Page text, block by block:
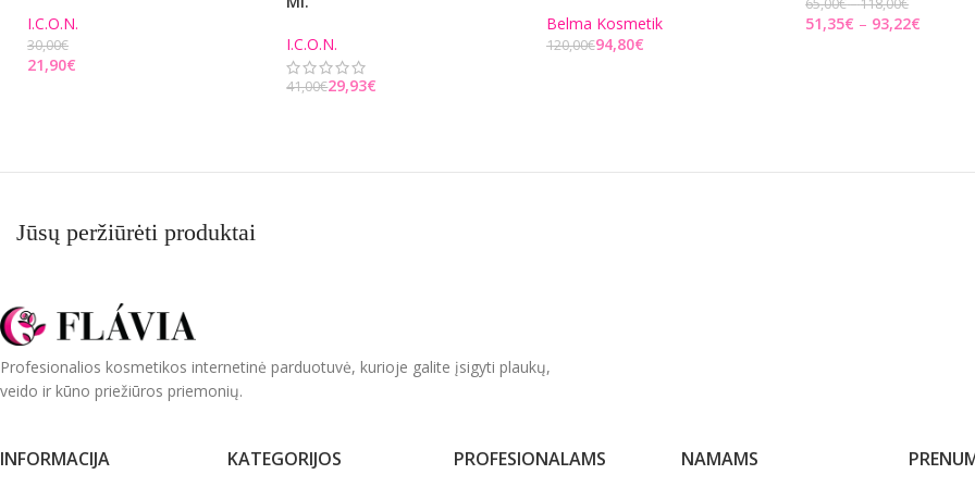
I.C.O.N.
30,00€
21,90€
I.C.O.N.
41,00€29,93€
Belma Kosmetik
120,00€94,80€
65,00€ 118,00€
51,35€ 93,22€
Jūsų peržiūrėti produktai
Profesionalios kosmetikos internetinė parduotuvė, kurioje galite įsigyti plaukų,
veido ir kūno priežiūros priemonių.
INFORMACIJA KATEGORIJOS PROFESIONALAMS NAMAMS